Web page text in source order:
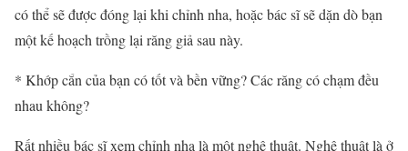
có thể sẽ được đóng lại khichỉnh nha, hoặc bác sĩ sẽ dặn dò bạn
một kế hoạch trồng lạirăng giảsau này.
* Khớp cắn của bạn có tốt và bền vững? Các răng có chạm đều
nhau không?
Rất nhiều bác sĩ xemchỉnh nhalà một nghệ thuật. Nghệ thuật là ở